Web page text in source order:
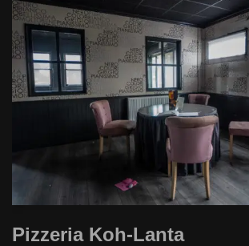
Pizzeria Koh-Lanta